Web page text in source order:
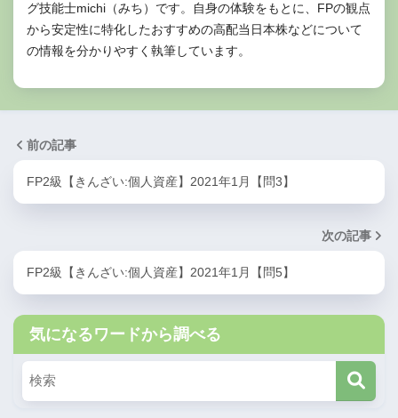
グ技能士michi（みち）です。自身の体験をもとに、FPの観点
から安定性に特化したおすすめの高配当日本株などについて
の情報を分かりやすく執筆しています。
前の記事
FP2級【きんざい:個人資産】2021年1月【問3】
次の記事
FP2級【きんざい:個人資産】2021年1月【問5】
気になるワードから調べる